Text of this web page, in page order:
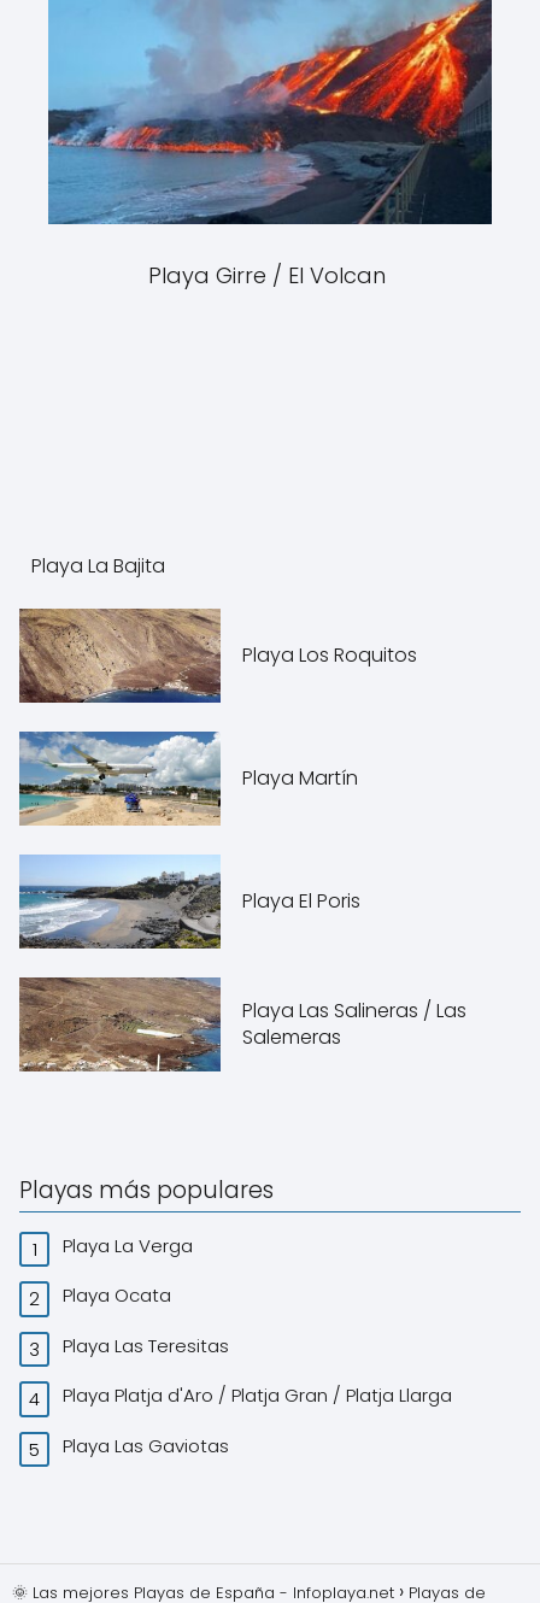
Playa Girre / El Volcan
Playa La Bajita
Playa Los Roquitos
Playa Martín
Playa El Poris
Playa Las Salineras / Las
Salemeras
Playas más populares
Playa La Verga
Playa Ocata
Playa Las Teresitas
Playa Platja d'Aro / Platja Gran / Platja Llarga
Playa Las Gaviotas
🌞 Las mejores Playas de España - Infoplaya.net Playas de